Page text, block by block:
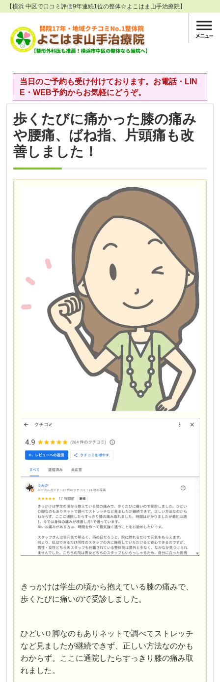
【横浜 中区で口コミ評価9年連続1位の整体☆よこはま山手治療院】
当日のご予約も受け付けております。お電話・LIN
E・WEB予約からお気軽にどうぞ。
歩くたびに痛かった膝の痛み
や腰痛、ばね指、片頭痛も改
善しました！
きっかけは学生の頃から抱えている膝の痛みで、
歩くたびに痛いので受診しました。
ひどいＯ脚なのもありネットで調べてストレッチ
など見ましたが継続できず、正しい方法なのかも
わからず。ここに通院したらすっきり膝の痛み取
れました。